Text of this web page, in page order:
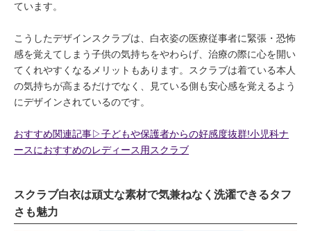
ています。
こうしたデザインスクラブは、白衣姿の医療従事者に緊張・恐怖
感を覚えてしまう子供の気持ちをやわらげ、治療の際に心を開い
てくれやすくなるメリットもあります。スクラブは着ている本人
の気持ちが高まるだけでなく、見ている側も安心感を覚えるよう
にデザインされているのです。
おすすめ関連記事▷子どもや保護者からの好感度抜群!小児科ナ
ースにおすすめのレディース用スクラブ
スクラブ白衣は頑丈な素材で気兼ねなく洗濯できるタフ
さも魅力